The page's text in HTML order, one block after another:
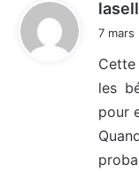
7 mars
Cette
les
pour